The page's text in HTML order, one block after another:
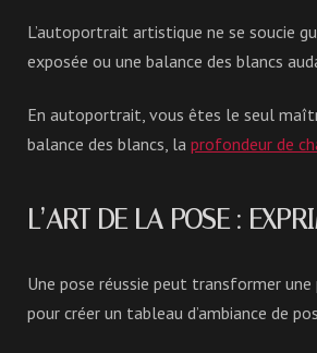
L’autoportrait artistique ne se soucie
exposée ou une balance des blancs
En autoportrait, vous êtes le seul
balance des blancs, la profondeur de
L’ART DE LA POSE :
Une pose réussie peut transformer
pour créer un tableau d’ambiance de